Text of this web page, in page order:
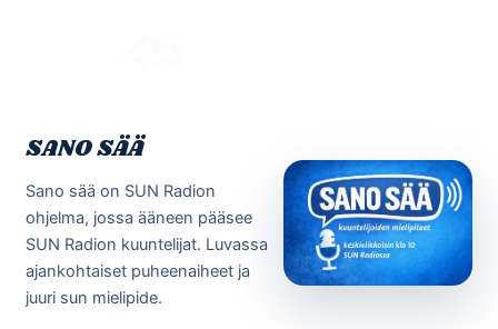
SANO SÄÄ
Sano sää on SUN Radion
ohjelma, jossa ääneen pääsee
SUN Radion kuuntelijat. Luvassa
ajankohtaiset puheenaiheet ja
juuri sun mielipide.